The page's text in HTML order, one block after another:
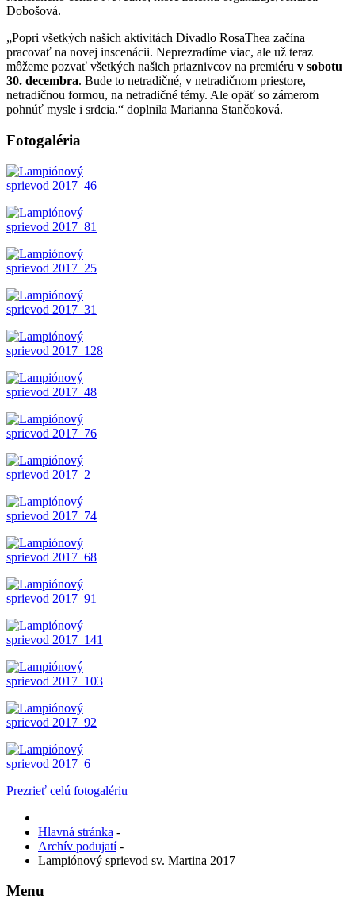
Dobošová.
„Popri všetkých našich aktivitách Divadlo RosaThea začína
pracovať na novej inscenácii. Neprezradíme viac, ale už teraz
môžeme pozvať všetkých našich priaznivcov na premiéru v sobotu
30. decembra. Bude to netradičné, v netradičnom priestore,
netradičnou formou, na netradičné témy. Ale opäť so zámerom
pohnúť mysle i srdcia.“ doplnila Marianna Stančoková.
Fotogaléria
Prezrieť celú fotogalériu
Hlavná stránka -
Archív podujatí -
Lampiónový sprievod sv. Martina 2017
Menu